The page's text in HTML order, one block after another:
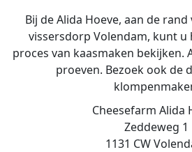
Bij de Alida Hoeve, aan de
vissersdorp Volendam, kunt u
proces van kaasmaken bekijken.
proeven. Bezoek ook de
Cheesefarm Alida
Zeddeweg 1
1131 CW